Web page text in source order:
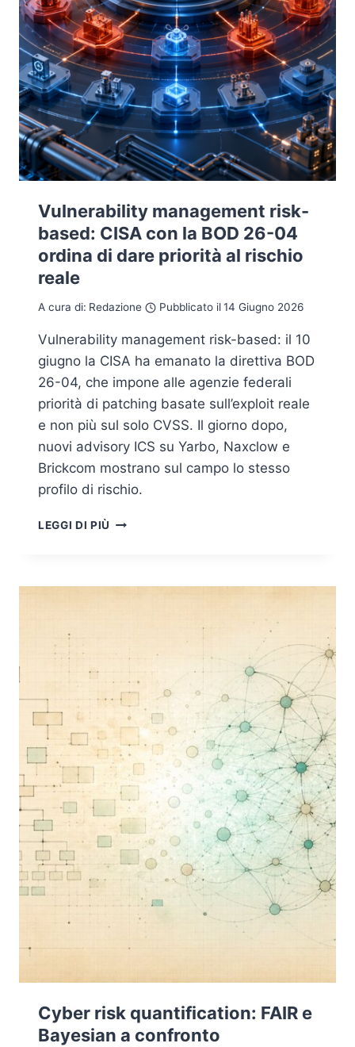
Vulnerability management risk-
based: CISA con la BOD 26-04
ordina di dare priorità al rischio
reale
A cura di: Redazione Pubblicato il14 Giugno 2026
Vulnerability management risk-based: il 10
giugno la CISA ha emanato la direttiva BOD
26-04, che impone alle agenzie federali
priorità di patching basate sull’exploit reale
e non più sul solo CVSS. Il giorno dopo,
nuovi advisory ICS su Yarbo, Naxclow e
Brickcom mostrano sul campo lo stesso
profilo di rischio.
LEGGI DI PIÙ VULNERABILITY
CISA
26-
ORDINA
DI
DARE
PRIORITÀ
AL
RISCHIO
REALE
Cyber risk quantification: FAIR e
Bayesian a confronto